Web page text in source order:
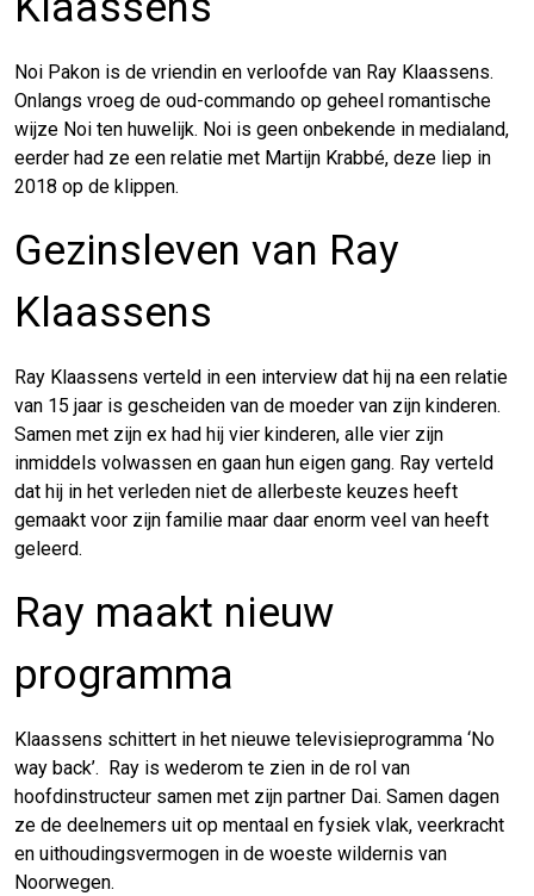
Noi Pakon is de vriendin en verloofde van Ray Klaassens.
Onlangs vroeg de oud-commando op geheel romantische
wijze Noi ten huwelijk. Noi is geen onbekende in medialand,
eerder had ze een relatie met Martijn Krabbé, deze liep in
2018 op de klippen.
Gezinsleven van Ray
Klaassens
Ray Klaassens verteld in een interview dat hij na een relatie
van 15 jaar is gescheiden van de moeder van zijn kinderen.
Samen met zijn ex had hij vier kinderen, alle vier zijn
inmiddels volwassen en gaan hun eigen gang. Ray verteld
dat hij in het verleden niet de allerbeste keuzes heeft
gemaakt voor zijn familie maar daar enorm veel van heeft
geleerd.
Ray maakt nieuw
programma
Klaassens schittert in het nieuwe televisieprogramma ‘No
way back’. Ray is wederom te zien in de rol van
hoofdinstructeur samen met zijn partner Dai. Samen dagen
ze de deelnemers uit op mentaal en fysiek vlak, veerkracht
en uithoudingsvermogen in de woeste wildernis van
Noorwegen.